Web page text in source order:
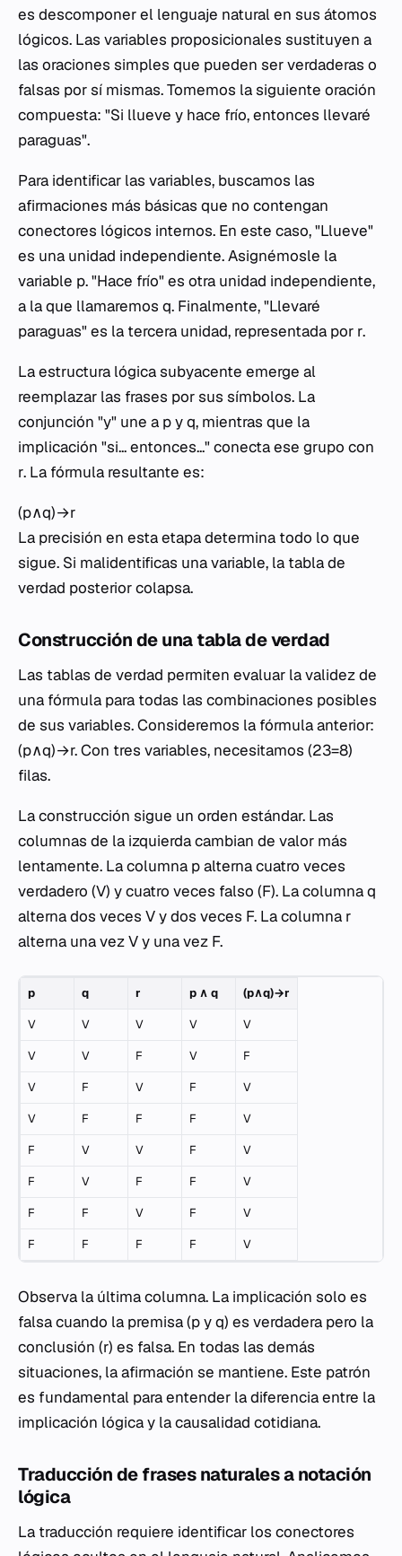
es descomponer el lenguaje natural en sus átomos
lógicos. Las variables proposicionales sustituyen a
las oraciones simples que pueden ser verdaderas o
falsas por sí mismas. Tomemos la siguiente oración
compuesta: "Si llueve y hace frío, entonces llevaré
paraguas".
Para identificar las variables, buscamos las
afirmaciones más básicas que no contengan
conectores lógicos internos. En este caso, "Llueve"
es una unidad independiente. Asignémosle la
variable p. "Hace frío" es otra unidad independiente,
a la que llamaremos q. Finalmente, "Llevaré
paraguas" es la tercera unidad, representada por r.
La estructura lógica subyacente emerge al
reemplazar las frases por sus símbolos. La
conjunción "y" une a pyq, mientras que la
implicación "si... entonces..." conecta ese grupo con
r. La fórmula resultante es:
(p∧q)→r
La precisión en esta etapa determina todo lo que
sigue. Si malidentificas una variable, la tabla de
verdad posterior colapsa.
Construcción de una tabla de verdad
Las tablas de verdad permiten evaluar la validez de
una fórmula para todas las combinaciones posibles
de sus variables. Consideremos la fórmula anterior:
(p∧q)→r. Con tres variables, necesitamos (23=8)
filas.
La construcción sigue un orden estándar. Las
columnas de la izquierda cambian de valor más
lentamente. La columna palterna cuatro veces
verdadero (V) y cuatro veces falso (F). La columnaq
alterna dos veces V y dos veces F. La columna r
alterna una vez V y una vez F.
p q r p ∧ q (p∧q)→r
V V V V V
V V F V F
V F V F V
V F F F V
F V V F V
F V F F V
F F V F V
F F F F V
Observa la última columna. La implicación solo es
falsa cuando la premisa (pyq) es verdadera pero la
conclusión (r) es falsa. En todas las demás
situaciones, la afirmación se mantiene. Este patrón
es fundamental para entender la diferencia entre la
implicación lógica y la causalidad cotidiana.
Traducción de frases naturales a notación
lógica
La traducción requiere identificar los conectores